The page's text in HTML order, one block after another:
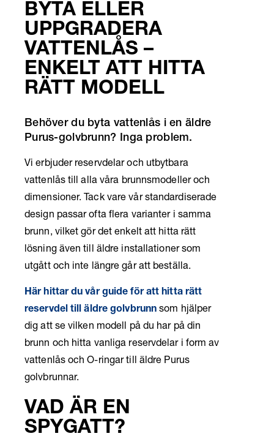
BYTA ELLER
UPPGRADERA
VATTENLÅS –
ENKELT ATT HITTA
RÄTT MODELL
Behöver du byta vattenlås i en äldre
Purus-golvbrunn? Inga problem.
Vi erbjuder reservdelar och utbytbara
vattenlås till alla våra brunnsmodeller och
dimensioner. Tack vare vår standardiserade
design passar ofta flera varianter i samma
brunn, vilket gör det enkelt att hitta rätt
lösning även till äldre installationer som
utgått och inte längre går att beställa.
Här hittar du vår guide för att hitta rätt
reservdel till äldre golvbrunn som hjälper
dig att se vilken modell på du har på din
brunn och hitta vanliga reservdelar i form av
vattenlås och O-ringar till äldre Purus
golvbrunnar.
VAD ÄR EN
SPYGATT?